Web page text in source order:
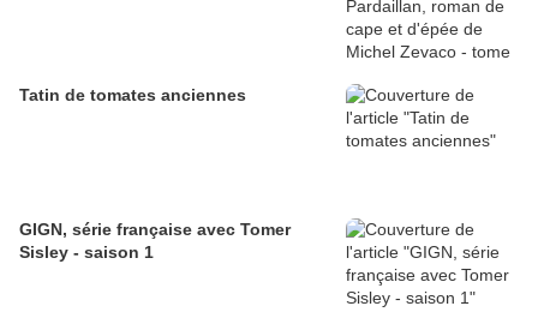
Tatin de tomates anciennes
GIGN, série française avec Tomer
Sisley - saison 1